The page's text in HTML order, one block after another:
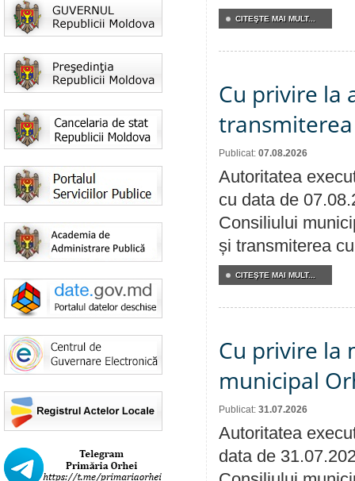
CITEŞTE MAI MULT...
Cu privire la
Publicat: 07.08.2026
Autoritatea
cu data de
Consiliului
și transmiterea
CITEŞTE MAI MULT...
Cu privire la
municipal
Publicat: 31.07.2026
Autoritatea
data de